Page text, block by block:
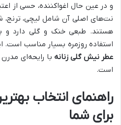
و در عین حال اغواکننده، حسی از
نت‌های اصلی آن شامل لیچی، ترنج،
هستند. طبعی خنک و گلی دارد و
استفاده روزمره بسیار مناسب است.
عطر نیش گلی زنانه با رایحه‌ای
است.
راهنمای انتخاب
برای شما